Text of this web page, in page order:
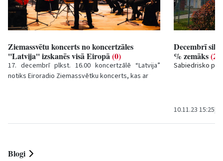
Ziemassvētu koncerts no koncertzāles
''Latvija'' izskanēs visā Eiropā(0)
17. decembrī plkst. 16.00 koncertzālē “Latvija”
notiks Eiroradio Ziemassvētku koncerts, kas ar
Decembrī
% zemāks(2)
Sabiedrisko
10.11.23 15:25|
Blogi